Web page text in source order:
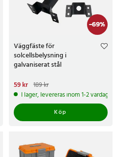
-69%
Väggfäste för
solcellsbelysning i
galvaniserat stål
Nuvarande pris
pris:189 kr
59 kr 189 kr
I lager, levereras inom 1-2 vardagar
Köp